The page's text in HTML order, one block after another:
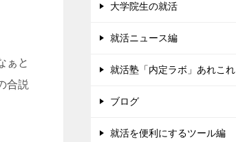
ぁと
合説
大学院生の就活
就活ニュース編
就活塾「内定ラボ」あれこれ
ブログ
就活を便利にするツール編